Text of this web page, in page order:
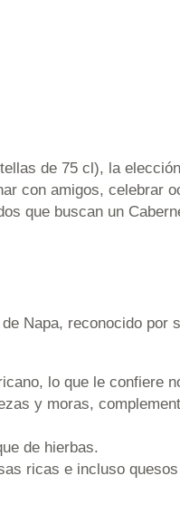
de 75 cl), la
con amigos, celebrar
que buscan un
Napa, reconocido
lo que le confiere
y moras,
de hierbas.
ricas e incluso